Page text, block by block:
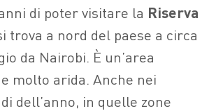
di poter visitare la Riserva
trova a nord del paese a circa
da Nairobi. È un’area
molto arida. Anche nei
dell’anno, in quelle zone